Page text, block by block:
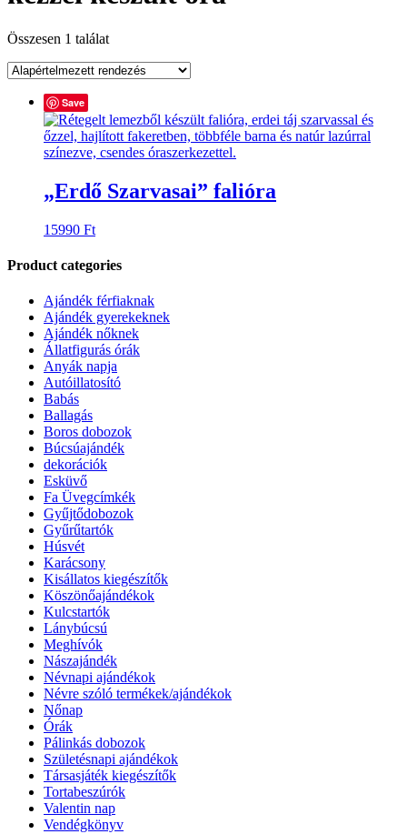
Összesen 1 találat
Save
„Erdő Szarvasai” falióra
15990 Ft
Product categories
Ajándék férfiaknak
Ajándék gyerekeknek
Ajándék nőknek
Állatfigurás órák
Anyák napja
Autóillatosító
Babás
Ballagás
Boros dobozok
Búcsúajándék
dekorációk
Esküvő
Fa Üvegcímkék
Gyűjtődobozok
Gyűrűtartók
Húsvét
Karácsony
Kisállatos kiegészítők
Köszönőajándékok
Kulcstartók
Lánybúcsú
Meghívók
Nászajándék
Névnapi ajándékok
Névre szóló termékek/ajándékok
Nőnap
Órák
Pálinkás dobozok
Születésnapi ajándékok
Társasjáték kiegészítők
Tortabeszúrók
Valentin nap
Vendégkönyv